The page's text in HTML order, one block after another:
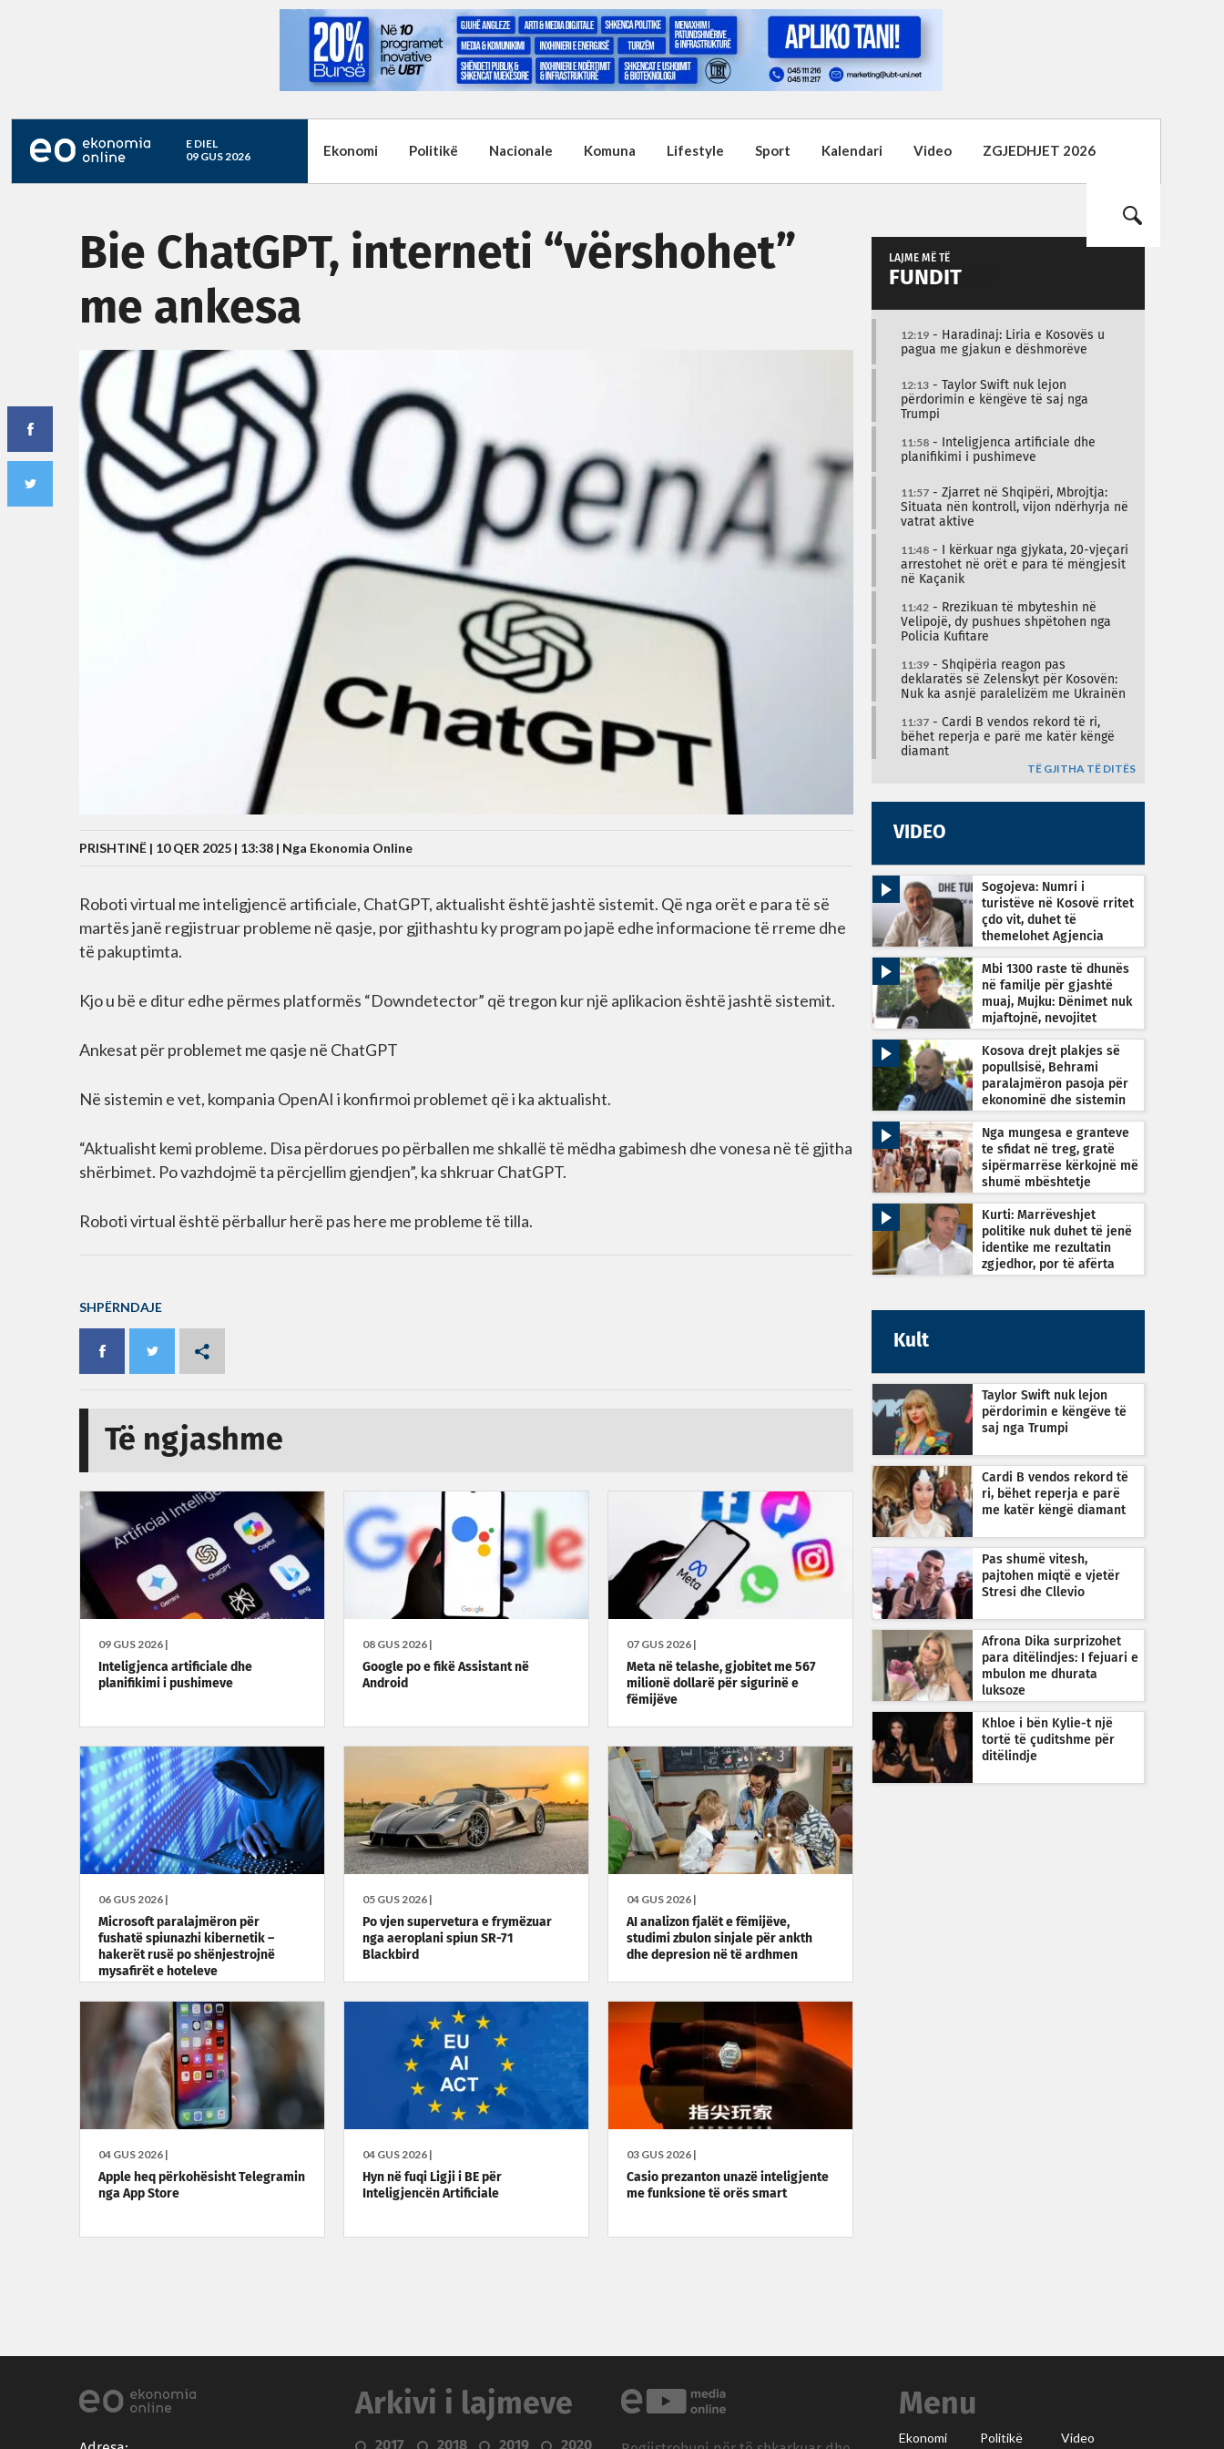
E DIEL
09 GUS 2026
Ekonomi Politikë Nacionale Komuna Lifestyle Sport Kalendari Video ZGJEDHJET 2026
Bie ChatGPT, interneti “vërshohet”
me ankesa
PRISHTINË | 10 QER 2025 | 13:38 | Nga Ekonomia Online
Roboti virtual me inteligjencë artificiale, ChatGPT, aktualisht është jashtë sistemit. Që nga orët e para të së
martës janë regjistruar probleme në qasje, por gjithashtu ky program po japë edhe informacione të rreme dhe
të pakuptimta.
Kjo u bë e ditur edhe përmes platformës “Downdetector” që tregon kur një aplikacion është jashtë sistemit.
Ankesat për problemet me qasje në ChatGPT
Në sistemin e vet, kompania OpenAI i konfirmoi problemet që i ka aktualisht.
“Aktualisht kemi probleme. Disa përdorues po përballen me shkallë të mëdha gabimesh dhe vonesa në të gjitha
shërbimet. Po vazhdojmë ta përcjellim gjendjen”, ka shkruar ChatGPT.
Roboti virtual është përballur herë pas here me probleme të tilla.
SHPËRNDAJE
Të ngjashme
09 GUS 2026 |
Inteligjenca artificiale dhe
planifikimi i pushimeve
08 GUS 2026 |
Google po e fikë Assistant në
Android
07 GUS 2026 |
Meta në telashe, gjobitet me 567
milionë dollarë për sigurinë e
fëmijëve
06 GUS 2026 |
Microsoft paralajmëron për
fushatë spiunazhi kibernetik –
hakerët rusë po shënjestrojnë
mysafirët e hoteleve
05 GUS 2026 |
Po vjen supervetura e frymëzuar
nga aeroplani spiun SR-71
Blackbird
04 GUS 2026 |
AI analizon fjalët e fëmijëve,
studimi zbulon sinjale për ankth
dhe depresion në të ardhmen
04 GUS 2026 |
Apple heq përkohësisht Telegramin
nga App Store
04 GUS 2026 |
Hyn në fuqi Ligji i BE për
Inteligjencën Artificiale
03 GUS 2026 |
Casio prezanton unazë inteligjente
me funksione të orës smart
LAJME MË TË
FUNDIT
12:19 - Haradinaj: Liria e Kosovës u
pagua me gjakun e dëshmorëve
12:13 - Taylor Swift nuk lejon
përdorimin e këngëve të saj nga
Trumpi
11:58 - Inteligjenca artificiale dhe
planifikimi i pushimeve
11:57 - Zjarret në Shqipëri, Mbrojtja:
Situata nën kontroll, vijon ndërhyrja në
vatrat aktive
11:48 - I kërkuar nga gjykata, 20-vjeçari
arrestohet në orët e para të mëngjesit
në Kaçanik
11:42 - Rrezikuan të mbyteshin në
Velipojë, dy pushues shpëtohen nga
Policia Kufitare
11:39 - Shqipëria reagon pas
deklaratës së Zelenskyt për Kosovën:
Nuk ka asnjë paralelizëm me Ukrainën
11:37 - Cardi B vendos rekord të ri,
bëhet reperja e parë me katër këngë
diamant
TË GJITHA TË DITËS
VIDEO
Sogojeva: Numri i
turistëve në Kosovë rritet
çdo vit, duhet të
themelohet Agjencia
Mbi 1300 raste të dhunës
në familje për gjashtë
muaj, Mujku: Dënimet nuk
mjaftojnë, nevojitet
Kosova drejt plakjes së
popullsisë, Behrami
paralajmëron pasoja për
ekonominë dhe sistemin
Nga mungesa e granteve
te sfidat në treg, gratë
sipërmarrëse kërkojnë më
shumë mbështetje
Kurti: Marrëveshjet
politike nuk duhet të jenë
identike me rezultatin
zgjedhor, por të afërta
Kult
Taylor Swift nuk lejon
përdorimin e këngëve të
saj nga Trumpi
Cardi B vendos rekord të
ri, bëhet reperja e parë
me katër këngë diamant
Pas shumë vitesh,
pajtohen miqtë e vjetër
Stresi dhe Cllevio
Afrona Dika surprizohet
para ditëlindjes: I fejuari e
mbulon me dhurata
luksoze
Khloe i bën Kylie-t një
tortë të çuditshme për
ditëlindje
Arkivi i lajmeve
2017 2018 2019 2020
Menu
Ekonomi Politikë Video